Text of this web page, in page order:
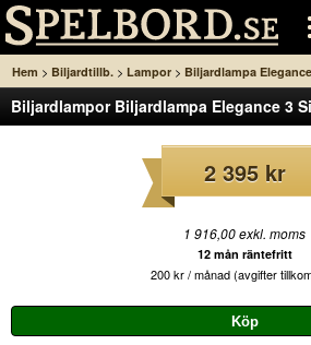
Hem > Biljardtillb. > Lampor > Biljardlampa
Biljardlampor Biljardlampa Elegance 3
2 395 kr
1 916,00 exkl. moms
12 mån räntefritt
200 kr / månad (avgifter